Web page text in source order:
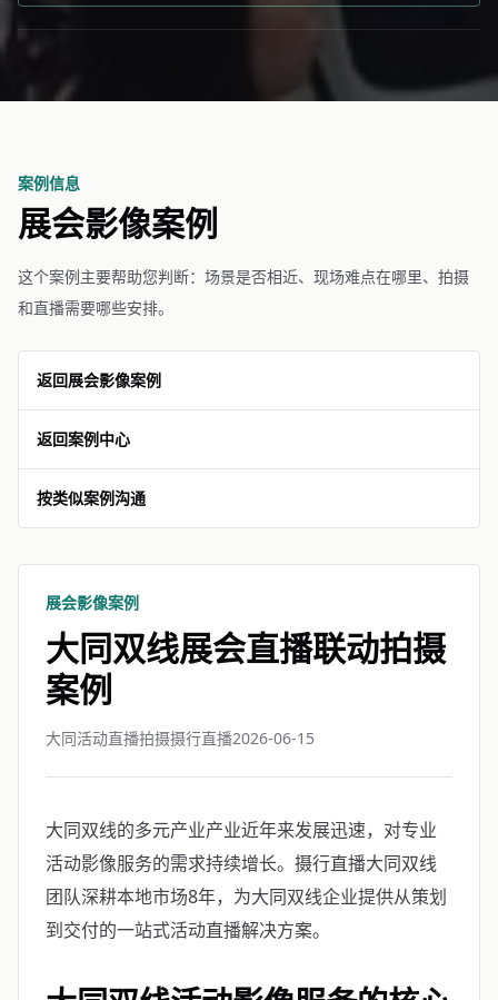
案例信息
展会影像案例
这个案例主要帮助您判断：场景是否相近、现场难点在哪里、拍摄
和直播需要哪些安排。
返回展会影像案例
返回案例中心
按类似案例沟通
展会影像案例
大同双线展会直播联动拍摄
案例
大同活动直播拍摄摄行直播2026-06-15
大同双线的多元产业产业近年来发展迅速，对专业
活动影像服务的需求持续增长。摄行直播大同双线
团队深耕本地市场8年，为大同双线企业提供从策划
到交付的一站式活动直播解决方案。